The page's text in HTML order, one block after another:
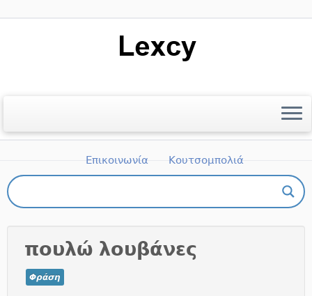
Αρχική Ποιοι είμαστε Βιβλιογραφία
Επικοινωνία Κουτσομπολιά
πουλώ λουβάνες
Φράση